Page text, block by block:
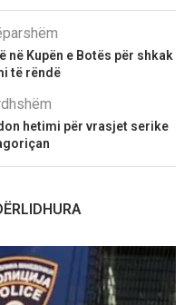
në Kupën e Botës për shkak
të rëndë
hetimi për vrasjet serike